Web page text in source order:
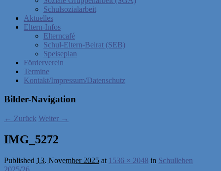
Schulsozialarbeit
Aktuelles
Eltern-Infos
Elterncafé
Schul-Eltern-Beirat (SEB)
Speiseplan
Förderverein
Termine
Kontakt/Impressum/Datenschutz
Bilder-Navigation
← Zurück Weiter →
IMG_5272
Published 13. November 2025 at 1536 × 2048 in Schulleben
2025/26